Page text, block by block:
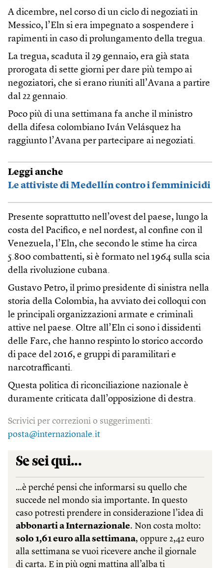
A dicembre, nel corso di un ciclo di negoziati in
Messico, l’Eln si era impegnato a sospendere i
rapimenti in caso di prolungamento della tregua.
La tregua, scaduta il 29 gennaio, era già stata
prorogata di sette giorni per dare più tempo ai
negoziatori, che si erano riuniti all’Avana a partire
dal 22 gennaio.
Poco più di una settimana fa anche il ministro
della difesa colombiano Iván Velásquez ha
raggiunto l’Avana per partecipare ai negoziati.
Leggi anche
Le attiviste di Medellín contro i femminicidi
Presente soprattutto nell’ovest del paese, lungo la
costa del Pacifico, e nel nordest, al confine con il
Venezuela, l’Eln, che secondo le stime ha circa
5.800 combattenti, si è formato nel 1964 sulla scia
della rivoluzione cubana.
Gustavo Petro, il primo presidente di sinistra nella
storia della Colombia, ha avviato dei colloqui con
le principali organizzazioni armate e criminali
attive nel paese. Oltre all’Eln ci sono i dissidenti
delle Farc, che hanno respinto lo storico accordo
di pace del 2016, e gruppi di paramilitari e
narcotrafficanti.
Questa politica di riconciliazione nazionale è
duramente criticata dall’opposizione di destra.
Scrivici per correzioni o suggerimenti:
posta@internazionale.it